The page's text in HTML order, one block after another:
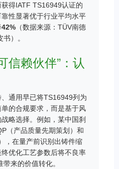
得IATF TS16949认证的
性显著优于行业平均水平
42% （数据来源：TÜV南德
）。
信赖伙伴”：认
通用早已将TS16949列为
的合规要求，而是基于风
略选择。例如，某中国刹
（产品质量先期策划）和
，在量产前识别出铸件缩
优化工艺参数后将不良率
来的价值转化。